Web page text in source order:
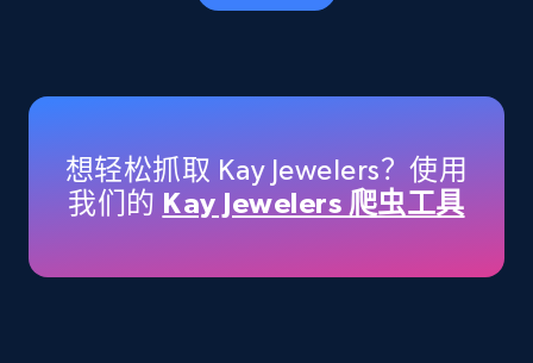
Title, Seller name, Brand, Description, Initial
price, Currency, Availability, Reviews count, and
more.
35.2K+ 5.7K+ 立即开始
想轻松抓取 Kay Jewelers？使用
我们的 Kay Jewelers 爬虫工具